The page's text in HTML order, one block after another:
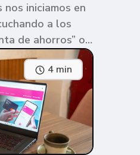
iniciamos en
a los
de ahorros” o
cuentas
ser confuso,
consiste cada
4 min